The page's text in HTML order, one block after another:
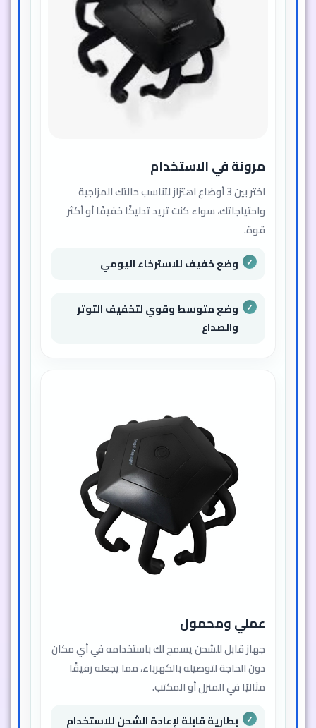
مرونة في الاستخدام
اختر بين 3 أوضاع اهتزاز لتناسب حالتك المزاجية
واحتياجاتك، سواء كنت تريد تدليكًا خفيفًا أو أكثر
قوة.
وضع خفيف للاسترخاء اليومي
وضع متوسط وقوي لتخفيف التوتر
والصداع
عملي ومحمول
جهاز قابل للشحن يسمح لك باستخدامه في أي مكان
دون الحاجة لتوصيله بالكهرباء، مما يجعله رفيقًا
مثاليًا في المنزل أو المكتب.
بطارية قابلة لإعادة الشحن للاستخدام